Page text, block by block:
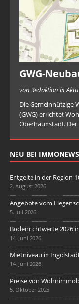
GWG-
von Redaktion in
Die Gemeinnützige
(GWG) errichtet
Oberhaunstadt. Der
NEU BEI
Entgelte in der Region
2. August 2026
Angebote vom
5. Juli 2026
Bodenrichtwerte 2026
14. Juni 2026
Mietniveau in
14. Juni 2026
Preise von
5. Oktober 2025